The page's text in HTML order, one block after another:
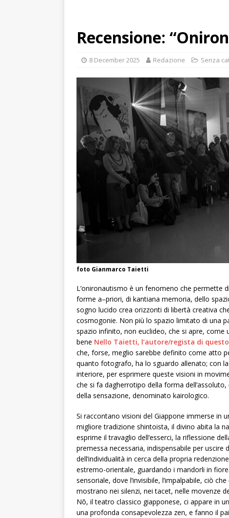
Recensione:
8 December 2025 Redazione Senza
foto Gianmarco Taietti
L’onironautismo è un fenomeno che permette
forme a–priori, di kantiana memoria, dello
sogno lucido crea orizzonti di libertà creativa
cosmogonie. Non più lo spazio limitato di una
spazio infinito, non euclideo, che si apre,
bene Nello Taietti, l’autore/regista di
che, forse, meglio sarebbe definito come atto
quanto fotografo, ha lo sguardo allenato; con
interiore, per esprimere queste visioni in
che si fa dagherrotipo della forma
della sensazione, denominato kairologico.
Si raccontano visioni del Giappone immerse in
migliore tradizione shintoista, il divino abita la
esprime il travaglio dell’esserci, la riflessione
premessa necessaria, indispensabile per
dell’individualità in cerca della propria
estremo-orientale, guardando i mandorli in
sensoriale, dove l’invisibile, l’impalpabile, ciò
mostrano nei silenzi, nei tacet, nelle movenze
Nō, il teatro classico giapponese, ci appare in
una profonda consapevolezza zen, e fanno il